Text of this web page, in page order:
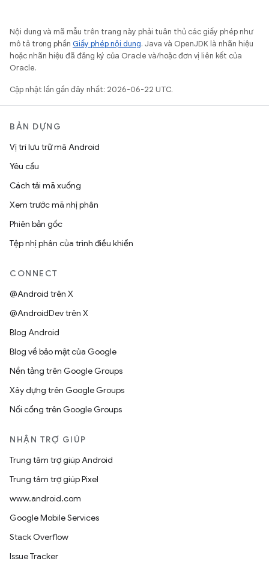
Nội dung và mã mẫu trên trang này phải tuân thủ các giấy phép như
mô tả trong phần Giấy phép nội dung. Java và OpenJDK là nhãn hiệu
hoặc nhãn hiệu đã đăng ký của Oracle và/hoặc đơn vị liên kết của
Oracle.
Cập nhật lần gần đây nhất: 2026-06-22 UTC.
BẢN DỰNG
Vị trí lưu trữ mã Android
Yêu cầu
Cách tải mã xuống
Xem trước mã nhị phân
Phiên bản gốc
Tệp nhị phân của trình điều khiển
CONNECT
@Android trên X
@AndroidDev trên X
Blog Android
Blog về bảo mật của Google
Nền tảng trên Google Groups
Xây dựng trên Google Groups
Nối cổng trên Google Groups
NHẬN TRỢ GIÚP
Trung tâm trợ giúp Android
Trung tâm trợ giúp Pixel
www.android.com
Google Mobile Services
Stack Overflow
Issue Tracker